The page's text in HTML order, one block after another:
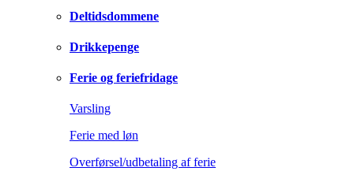
Deltidsdommene
Drikkepenge
Ferie og feriefridage
Varsling
Ferie med løn
Overførsel/udbetaling af ferie